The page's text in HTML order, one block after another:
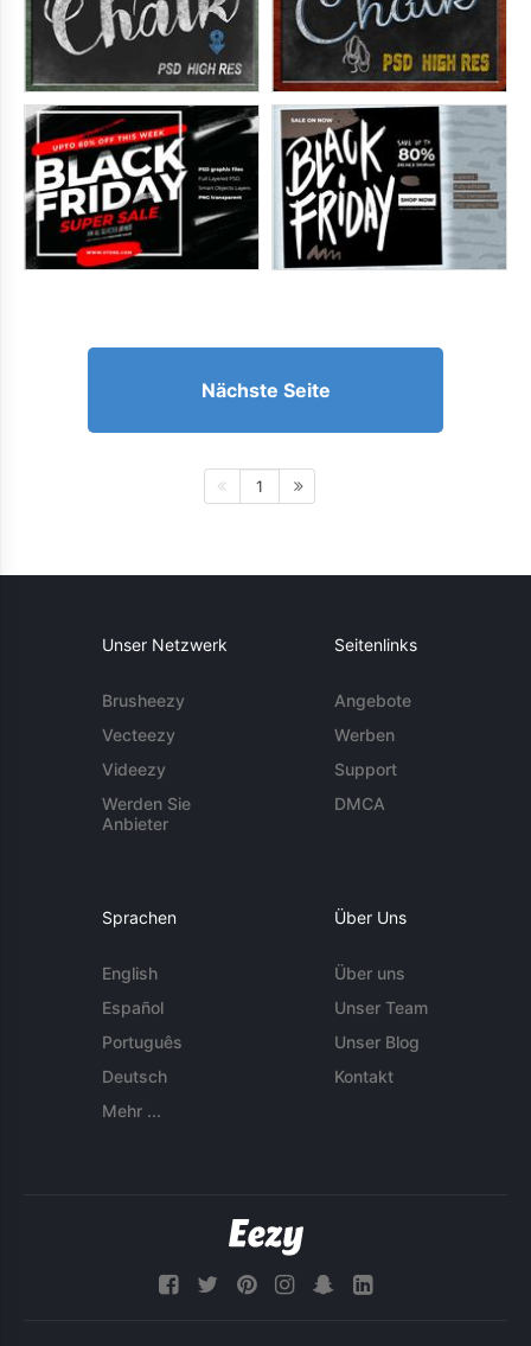
Nächste Seite
1
Unser Netzwerk
Brusheezy
Vecteezy
Videezy
Werden Sie
Anbieter
Seitenlinks
Angebote
Werben
Support
DMCA
Sprachen
English
Español
Português
Deutsch
Mehr ...
Über Uns
Über uns
Unser Team
Unser Blog
Kontakt